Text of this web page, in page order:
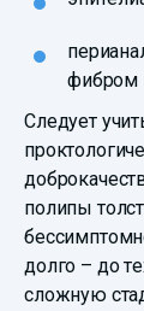
фибром
Следует
полипы
долго – до
сложную